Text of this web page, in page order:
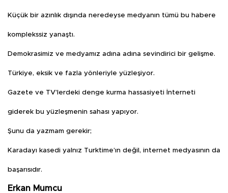
Küçük bir azınlık dışında neredeyse medyanın tümü bu habere
komplekssiz yanaştı.
Demokrasimiz ve medyamız adına adına sevindirici bir gelişme.
Türkiye, eksik ve fazla yönleriyle yüzleşiyor.
Gazete ve TV’lerdeki denge kurma hassasiyeti İnterneti
giderek bu yüzleşmenin sahası yapıyor.
Şunu da yazmam gerekir;
Karadayı kasedi yalnız Turktime’ın değil, internet medyasının da
başarısıdır.
Erkan Mumcu